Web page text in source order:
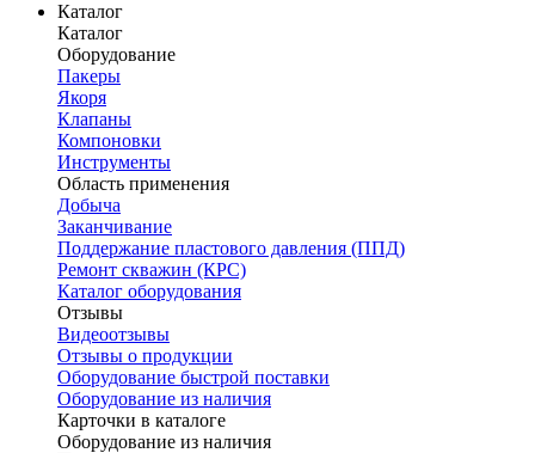
Каталог
Каталог
Оборудование
Пакеры
Якоря
Клапаны
Компоновки
Инструменты
Область применения
Добыча
Заканчивание
Поддержание пластового давления (ППД)
Ремонт скважин (КРС)
Каталог оборудования
Отзывы
Видеоотзывы
Отзывы о продукции
Оборудование быстрой поставки
Оборудование из наличия
Карточки в каталоге
Оборудование из наличия